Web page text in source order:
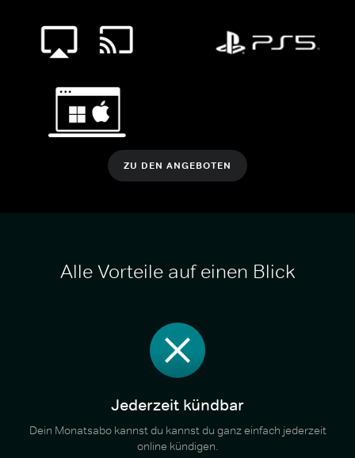
ZU DEN ANGEBOTEN
Alle Vorteile auf einen Blick
Jederzeit kündbar
Dein Monatsabo kannst du kannst du ganz einfach jederzeit
online kündigen.